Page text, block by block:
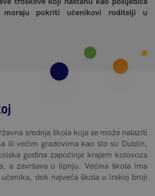
moraju pokriti učenikovi roditelji u
srednja škola koja se može nalaziti
ili većim gradovima kao što su Dublin,
godina započinje krajem kolovoza
a završava u lipnju. Većina škola ima
dok najveća škola u Irskoj broji